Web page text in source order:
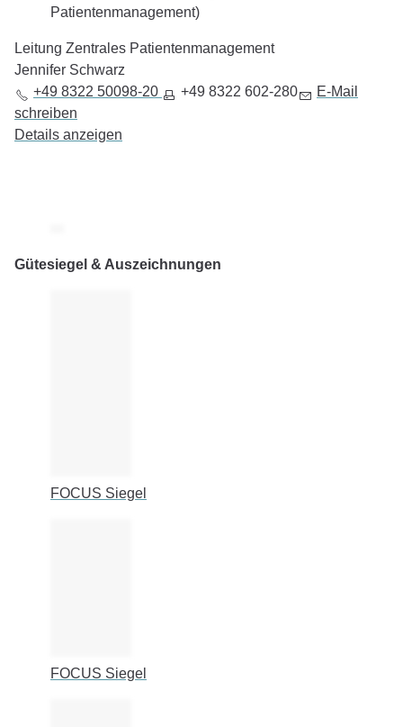
Patientenmanagement)
Leitung Zentrales Patientenmanagement
Jennifer Schwarz
+49 8322 50098-20
+49 8322 602-280
E-Mail
schreiben
Details anzeigen
Gütesiegel & Auszeichnungen
FOCUS Siegel
FOCUS Siegel